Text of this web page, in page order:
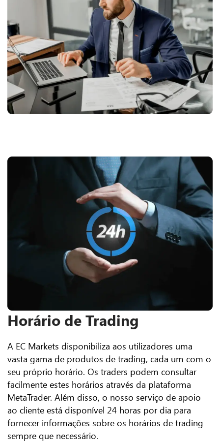
Horário de Trading
A EC Markets disponibiliza aos utilizadores uma
vasta gama de produtos de trading, cada um com o
seu próprio horário. Os traders podem consultar
facilmente estes horários através da plataforma
MetaTrader. Além disso, o nosso serviço de apoio
ao cliente está disponível 24 horas por dia para
fornecer informações sobre os horários de trading
sempre que necessário.